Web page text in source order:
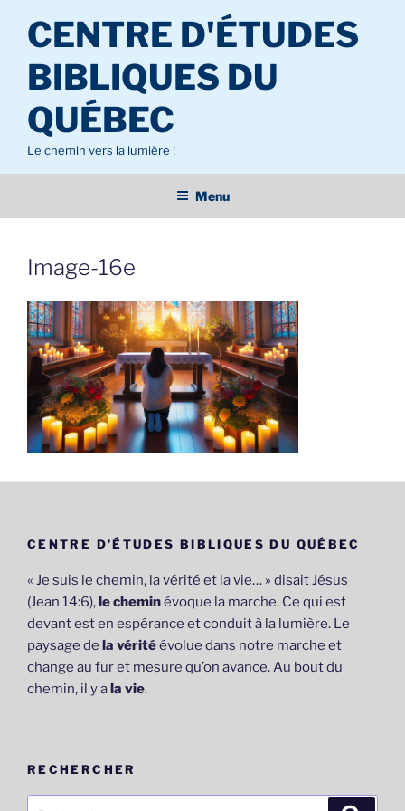
contenu
principal
CENTRE D'ÉTUDES
BIBLIQUES DU
QUÉBEC
Le chemin vers la lumière !
Menu
Image-16e
CENTRE D’ÉTUDES BIBLIQUES DU QUÉBEC
« Je suis le chemin, la vérité et la vie… » disait Jésus
(Jean 14:6),le cheminévoque la marche. Ce qui est
devant est en espérance et conduit à la lumière. Le
paysage de la véritéévolue dans notre marche et
change au fur et mesure qu’on avance. Au bout du
chemin, il y ala vie.
RECHERCHER